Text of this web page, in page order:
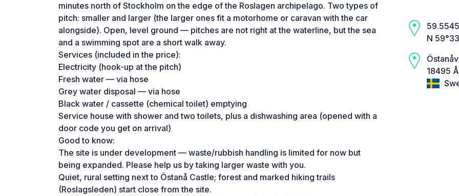
minutes north of Stockholm on the edge of the Roslagen archipelago. Two types of
pitch: smaller and larger (the larger ones fit a motorhome or caravan with the car
alongside). Open, level ground — pitches are not right at the waterline, but the sea
and a swimming spot are a short walk away.
Services (included in the price):
Electricity (hook-up at the pitch)
Fresh water — via hose
Grey water disposal — via hose
Black water / cassette (chemical toilet) emptying
Service house with shower and two toilets, plus a dishwashing area (opened with a
door code you get on arrival)
Good to know:
The site is under development — waste/rubbish handling is limited for now but
being expanded. Please help us by taking larger waste with you.
Quiet, rural setting next to Östanå Castle; forest and marked hiking trails
(Roslagsleden) start close from the site.
N
18495